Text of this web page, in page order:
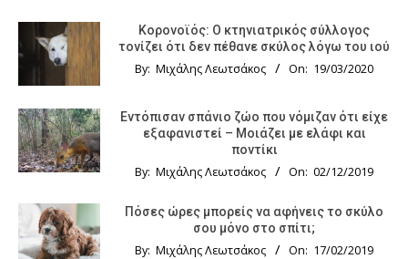
Κορονοϊός: Ο κτηνιατρικός σύλλογος
τονίζει ότι δεν πέθανε σκύλος λόγω του ιού
By: Μιχάλης Λεωτσάκος On: 19/03/2020
Εντόπισαν σπάνιο ζώο που νόμιζαν ότι είχε
εξαφανιστεί – Μοιάζει με ελάφι και
ποντίκι
By: Μιχάλης Λεωτσάκος On: 02/12/2019
Πόσες ώρες μπορείς να αφήνεις το σκύλο
σου μόνο στο σπίτι;
By: Μιχάλης Λεωτσάκος On: 17/02/2019